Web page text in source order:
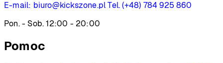
E-mail: biuro@kickszone.pl Tel. (+48) 784 925 860
Pon. - Sob. 12:00 - 20:00
Pomoc